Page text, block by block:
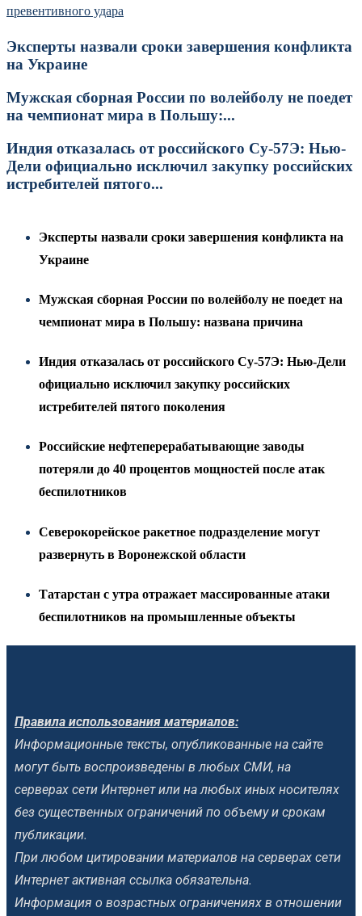
превентивного удара
Эксперты назвали сроки завершения конфликта
на Украине
Мужская сборная России по волейболу не поедет
на чемпионат мира в Польшу:...
Индия отказалась от российского Су-57Э: Нью-
Дели официально исключил закупку российских
истребителей пятого...
Эксперты назвали сроки завершения конфликта на
Украине
Мужская сборная России по волейболу не поедет на
чемпионат мира в Польшу: названа причина
Индия отказалась от российского Су-57Э: Нью-Дели
официально исключил закупку российских
истребителей пятого поколения
Российские нефтеперерабатывающие заводы
потеряли до 40 процентов мощностей после атак
беспилотников
Северокорейское ракетное подразделение могут
развернуть в Воронежской области
Татарстан с утра отражает массированные атаки
беспилотников на промышленные объекты
Правила использования материалов:
Информационные тексты, опубликованные на сайте
могут быть воспроизведены в любых СМИ, на
серверах сети Интернет или на любых иных носителях
без существенных ограничений по объему и срокам
публикации.
При любом цитировании материалов на серверах сети
Интернет активная ссылка обязательна.
Информация о возрастных ограничениях в отношении